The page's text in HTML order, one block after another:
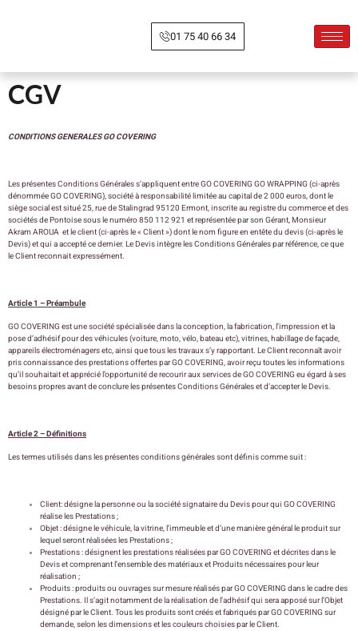
01 75 40 66 34
CGV
CONDITIONS GENERALES GO COVERING
Les présentes Conditions Générales s’appliquent entre GO COVERING GO WRAPPING (ci-après
dénommée GO COVERING), société à responsabilité limitée au capital de 2 000 euros, dont le
siège social est situé 25, rue de Stalingrad 95120 Ermont, inscrite au registre du commerce et des
sociétés de Pontoise sous le numéro 850 112 921 et représentée par son Gérant, Monsieur
Akram AROUA et le client (ci-après le « Client ») dont le nom figure en entête du devis (ci-après le
Devis) et qui a accepté ce dernier. Le Devis intègre les Conditions Générales par référence, ce que
le Client reconnait expressément.
Article 1 – Préambule
GO COVERING est une société spécialisée dans la conception, la fabrication, l’impression et la
pose d’adhésif pour des véhicules (voiture, moto, vélo, bateau etc), vitrines, habillage de façade,
appareils électroménagers etc, ainsi que tous les travaux s’y rapportant. Le Client reconnaît avoir
pris connaissance des prestations offertes par GO COVERING, avoir reçu toutes les informations
qu’il souhaitait et apprécié l’opportunité de recourir aux services de GO COVERING eu égard à ses
besoins propres avant de conclure les présentes Conditions Générales et d’accepter le Devis.
Article 2 – Définitions
Les termes utilisés dans les présentes conditions générales sont définis comme suit :
Client: désigne la personne ou la société signataire du Devis pour qui GO COVERING
réalise les Prestations ;
Objet : désigne le véhicule, la vitrine, l’immeuble et d’une manière général le produit sur
lequel seront réalisées les Prestations ;
Prestations : désignent les prestations réalisées par GO COVERING et décrites dans le
Devis et comprenant l’ensemble des matériaux et Produits nécessaires pour leur
réalisation ;
Produits : produits ou ouvrages sur mesure réalisés par GO COVERING dans le cadre des
Prestations. Il s’agit notamment de la réalisation de l’adhésif qui sera apposé sur l’Objet
désigné par le Client. Tous les produits sont créés et fabriqués par GO COVERING sur
demande, selon les dimensions et les couleurs choisies par le Client.